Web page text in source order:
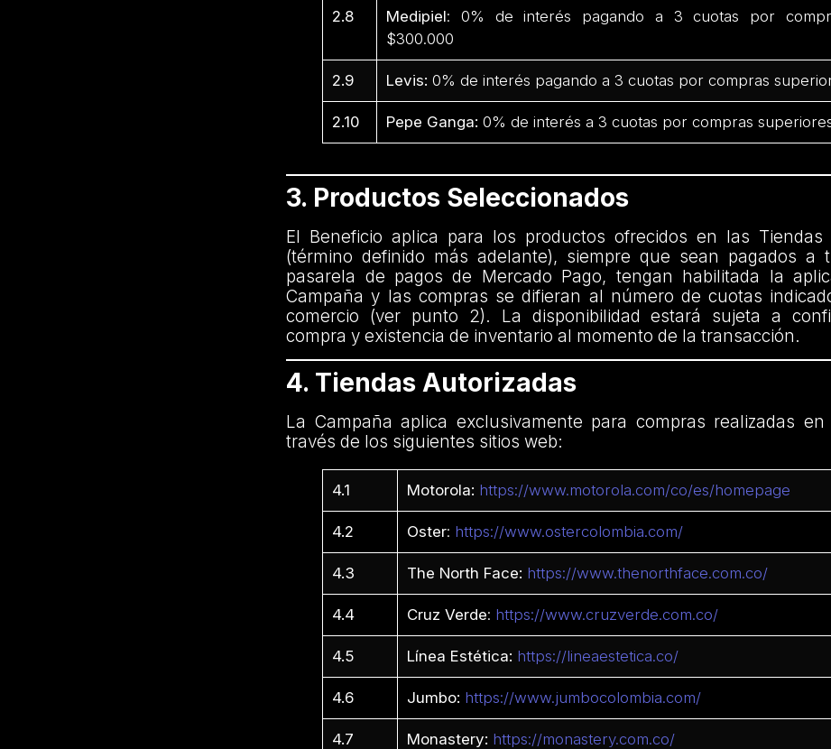
2.8 Medipiel: 0% de interés pagando a 3 cuotas por
$300.000
2.9 Levis:0% de interés pagando a 3 cuotas por compras
2.10 Pepe Ganga: 0% de interés a 3 cuotas por compras
3. Productos Seleccionados
El Beneficio aplica para los productos ofrecidos en las Tiendas
(término definido más adelante), siempre que sean pagados a
pasarela de pagos de Mercado Pago, tengan habilitada la
Campaña y las compras se difieran al número de cuotas
comercio (ver punto 2). La disponibilidad estará sujeta a
compra y existencia de inventario al momento de la transacción.
4. Tiendas Autorizadas
La Campaña aplica exclusivamente para compras realizadas en
través de los siguientes sitios web:
4.1 Motorola: https://www.motorola.com/co/es/homepage
4.2 Oster: https://www.ostercolombia.com/
4.3 The North Face: https://www.thenorthface.com.co/
4.4 Cruz Verde: https://www.cruzverde.com.co/
4.5 Línea Estética: https://lineaestetica.co/
4.6 Jumbo: https://www.jumbocolombia.com/
4.7 Monastery: https://monastery.com.co/